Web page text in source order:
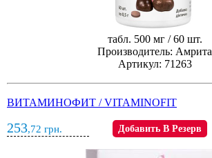
табл. 500 мг / 60 шт.
Производитель: Амрита
Артикул: 71263
ВИТАМИНОФИТ / VITAMINOFIT
253,72 грн. Добавить В Резерв